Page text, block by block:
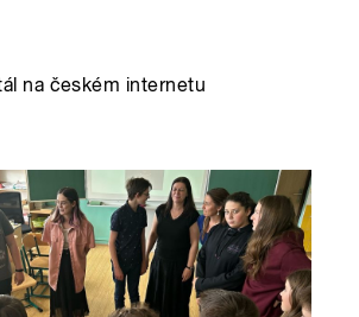
na českém internetu